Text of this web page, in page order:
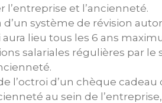
l’entreprise et l’ancienneté.
système de révision
aura lieu tous les 6 ans
salariales régulières par le
l’octroi d’un chèque
au sein de